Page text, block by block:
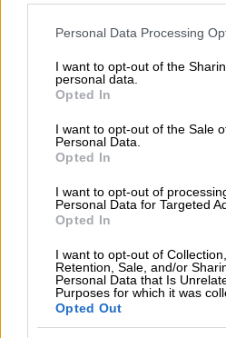
Please note that this website/app
not limited to your visit or usage
grant or deny consent to Google
use your data for below specified
consent section.
Personal Data Processing
I want to opt-out of the
personal data.
Opted In
I want to opt-out of the Sale
Personal Data.
Opted In
I want to opt-out of
Personal Data for Targeted
Opted In
I want to opt-out of
Retention, Sale, and/or
Personal Data that Is
Purposes for which it was
Opted Out
Σύμφωνα με
εφημερίδα Secret, το
πολιτικό γάμοστο
Φεβρουάριο. Η εκδήλωση
πραγματοποιηθεί σε
μήνες πριν από τον
Οπως αναφέρει το
το ζευγάρι θα κάνει και
στηνΑίγινα, ενώ η Δόμνα
όνειρο να διοργανώσει
γιορτή για συγγενείς